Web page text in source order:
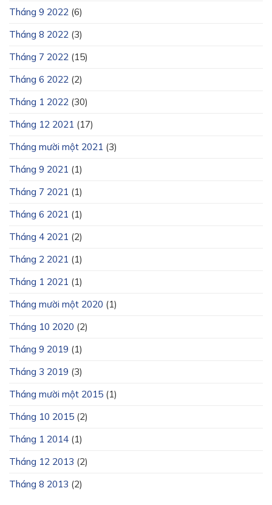
Tháng 9 2022 (6)
Tháng 8 2022 (3)
Tháng 7 2022 (15)
Tháng 6 2022 (2)
Tháng 1 2022 (30)
Tháng 12 2021 (17)
Tháng mười một 2021 (3)
Tháng 9 2021 (1)
Tháng 7 2021 (1)
Tháng 6 2021 (1)
Tháng 4 2021 (2)
Tháng 2 2021 (1)
Tháng 1 2021 (1)
Tháng mười một 2020 (1)
Tháng 10 2020 (2)
Tháng 9 2019 (1)
Tháng 3 2019 (3)
Tháng mười một 2015 (1)
Tháng 10 2015 (2)
Tháng 1 2014 (1)
Tháng 12 2013 (2)
Tháng 8 2013 (2)